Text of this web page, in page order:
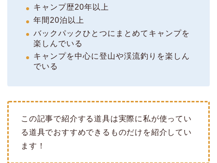
キャンプ歴20年以上
年間20泊以上
バックパックひとつにまとめてキャンプを
楽しんでいる
キャンプを中心に登山や渓流釣りを楽しん
でいる
この記事で紹介する道具は実際に私が使ってい
る道具でおすすめできるものだけを紹介してい
ます！